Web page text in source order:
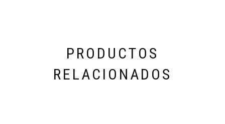
PRODUCTOS
RELACIONADOS